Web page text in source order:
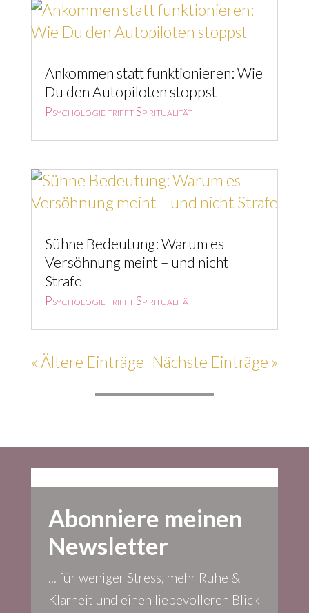
Ankommen statt funktionieren: Wie
Du den Autopiloten stoppst
Psychologie trifft Spiritualität
Sühne Bedeutung: Warum es
Versöhnung meint – und nicht
Strafe
Psychologie trifft Spiritualität
« Ältere Einträge Nächste Einträge »
Abonniere meinen
Newsletter
... für weniger Stress, mehr Ruhe &
Klarheit und einen liebevolleren Blick